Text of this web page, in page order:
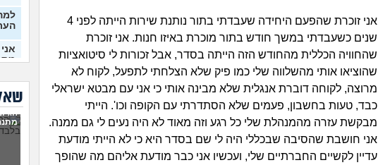
אני זוכרת שהפעם היחידה שעבדתי בתור נותנת שירות הייתה לפני 4
שנים כשעבדתי במשך חודש בתור מוכרת באיזו חנות. אני זוכרת
שהחוויה הכללית מהחודש הזה הייתה בסדר, אבל זכורות לי סיטואציות
שהוציאו אותי מהשלווה שלי כמו פיק שלא הצלחתי לתפעל, לקוח לא
מרוצה, לקוחה דוברת אנגלית שלא מבינה אותי כי אני עם מבטא ישראלי
כבד, טעות בחשבון, פעמים שלא הסתדרתי עם הקופה וכו'. הייתי
מבקשת עזרה מהמנהלת שלי כל רגע וזה מאוד לא היה נעים לי גם ממנה.
אני חושבת שהסיבה שבכללי היה לי שם בסדר היא כי לא הייתי מודעת
עדיין לקשיים החברתיים שלי, ועכשיו אני כבר מודעת אליהם מה שהופך